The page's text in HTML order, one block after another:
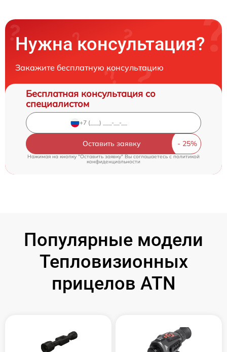
Нужна консультация?
Закажите бесплатную консультацию
Бесплатная консультация со
специалистом
Оставить заявку
Нажимая на кнопку "Оставить заявку" Вы соглашаетесь cполитикой
конфиденциальности
Популярные модели
Тепловизионных
прицелов ATN